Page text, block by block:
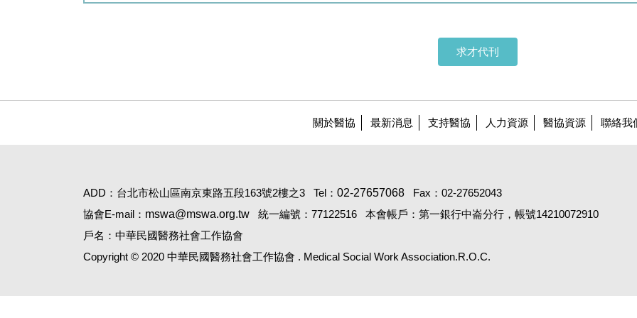
求才代刊
關於醫協 最新消息 支持醫協 人力資源 醫協資源 聯絡我
ADD：台北市松山區南京東路五段163號2樓之3 Tel： 02-27657068
Fax：02-27652043
協會E-mail： mswa@mswa.org.tw 統一編號：77122516
本會帳戶：第一銀行中崙分行，帳號14210072910
戶名：中華民國醫務社會工作協會
Copyright © 2020 中華民國醫務社會工作協會 . Medical Social Work Association.R.O.C.